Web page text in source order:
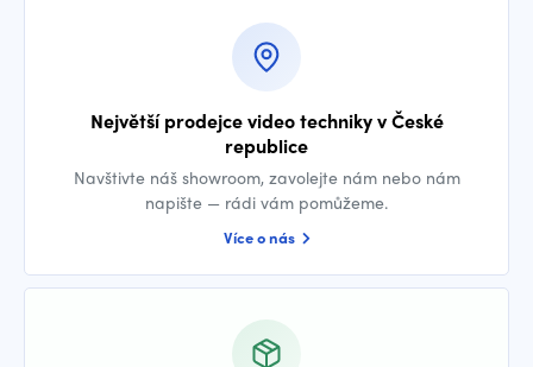
Největší prodejce video techniky v České
republice
Navštivte náš showroom, zavolejte nám nebo nám
napište — rádi vám pomůžeme.
Více o nás